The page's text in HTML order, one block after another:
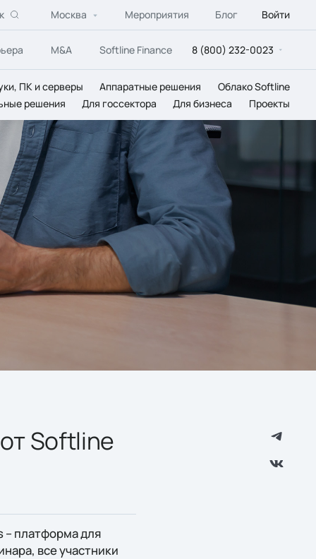
Москва Мероприятия Блог Войти
M&A Softline Finance 8 (800) 232-0023
ПК и серверы Аппаратные решения
Облако Softline
решения Для госсектора Для бизнеса Проекты
Softline
– платформа для
все участники